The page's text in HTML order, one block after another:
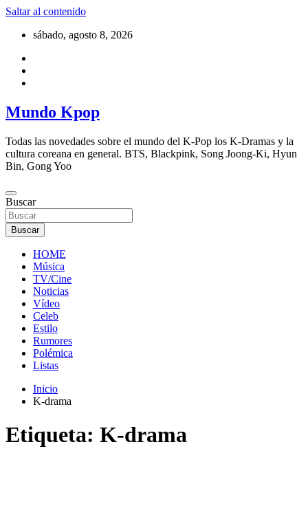
Saltar al contenido
sábado, agosto 8, 2026
Mundo Kpop
Todas las novedades sobre el mundo del K-Pop los K-Dramas y la
cultura coreana en general. BTS, Blackpink, Song Joong-Ki, Hyun
Bin, Gong Yoo
Buscar
Buscar
HOME
Música
TV/Cine
Noticias
Vídeo
Celeb
Estilo
Rumores
Polémica
Listas
Inicio
K-drama
Etiqueta: K-drama